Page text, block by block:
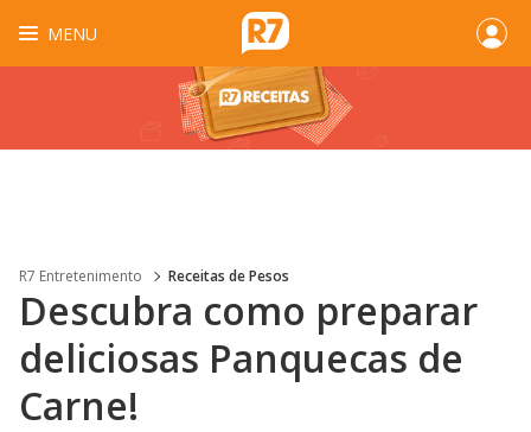
MENU
R7 Entretenimento Receitas de Pesos
Descubra como preparar
deliciosas Panquecas de
Carne!